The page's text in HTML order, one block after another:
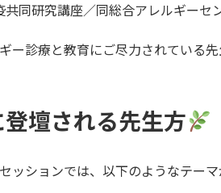
共同研究講座／同総合アレルギーセ
ー診療と教育にご尽力されている
登壇される先生方
ッションでは、以下のようなテー